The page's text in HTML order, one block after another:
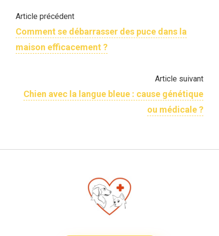
Article précédent
Comment se débarrasser des puce dans la
maison efficacement ?
Article suivant
Chien avec la langue bleue : cause génétique
ou médicale ?